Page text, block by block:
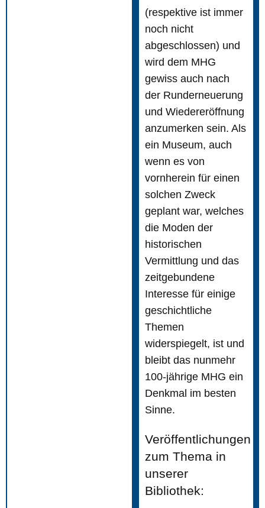
(respektive ist immer
noch nicht
abgeschlossen) und
wird dem MHG
gewiss auch nach
der Runderneuerung
und Wiedereröffnung
anzumerken sein. Als
ein Museum, auch
wenn es von
vornherein für einen
solchen Zweck
geplant war, welches
die Moden der
historischen
Vermittlung und das
zeitgebundene
Interesse für einige
geschichtliche
Themen
widerspiegelt, ist und
bleibt das nunmehr
100-jährige MHG ein
Denkmal im besten
Sinne.
Veröffentlichungen
zum Thema in
unserer
Bibliothek: